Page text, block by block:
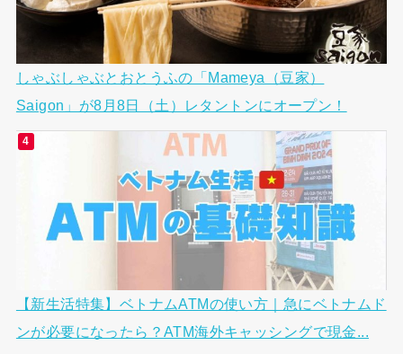
しゃぶしゃぶとおとうふの「Mameya（豆家）
Saigon」が8月8日（土）レタントンにオープン！
【新生活特集】ベトナムATMの使い方｜急にベトナムド
ンが必要になったら？ATM海外キャッシングで現金...